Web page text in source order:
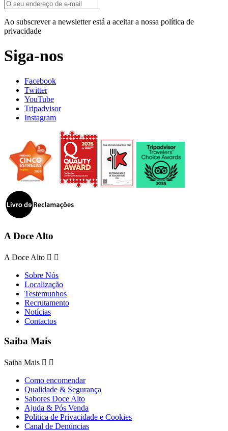
Ao subscrever a newsletter está a aceitar a nossa política de
privacidade
Siga-nos
Facebook
Twitter
YouTube
Tripadvisor
Instagram
A Doce Alto
A Doce Alto  
Sobre Nós
Localização
Testemunhos
Recrutamento
Notícias
Contactos
Saiba Mais
Saiba Mais  
Como encomendar
Qualidade & Segurança
Sabores Doce Alto
Ajuda & Pós Venda
Politica de Privacidade e Cookies
Canal de Denúncias